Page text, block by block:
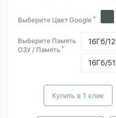
Выберите Цвет Google *
Выберите Память
ОЗУ / Память *
16Гб/
16Гб/
Купить в 1 клик